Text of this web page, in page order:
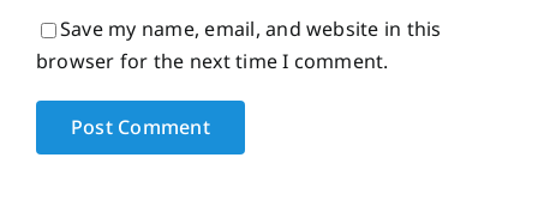
Save my name, email, and website in this
browser for the next time I comment.